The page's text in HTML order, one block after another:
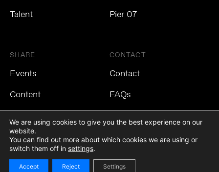
Talent
Pier 07
SHARE
Events
Content
CONTACT
Contact
FAQs
Privacy Policy Cookies Policy Legal Notice
©2021 Tech Barcelona. All rights reserved.
We are using cookies to give you the best experience on our
website.
You can find out more about which cookies we are using or
switch them off in settings.
Accept Reject Settings